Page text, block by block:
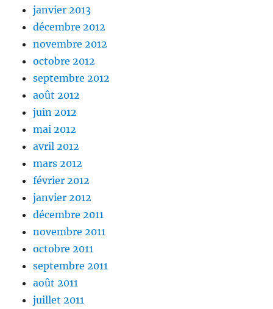
janvier 2013
décembre 2012
novembre 2012
octobre 2012
septembre 2012
août 2012
juin 2012
mai 2012
avril 2012
mars 2012
février 2012
janvier 2012
décembre 2011
novembre 2011
octobre 2011
septembre 2011
août 2011
juillet 2011